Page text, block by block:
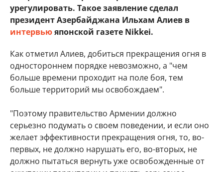
урегулировать. Такое заявление сделал
президент Азербайджана Ильхам Алиев в
интервьюяпонской газете Nikkei.
Как отметил Алиев, добиться прекращения огня в
одностороннем порядке невозможно, а "чем
больше времени проходит на поле боя, тем
больше территорий мы освобождаем".
"Поэтому правительство Армении должно
серьезно подумать о своем поведении, и если оно
желает эффективности прекращения огня, то, во-
первых, не должно нарушать его, во-вторых, не
должно пытаться вернуть уже освобожденные от